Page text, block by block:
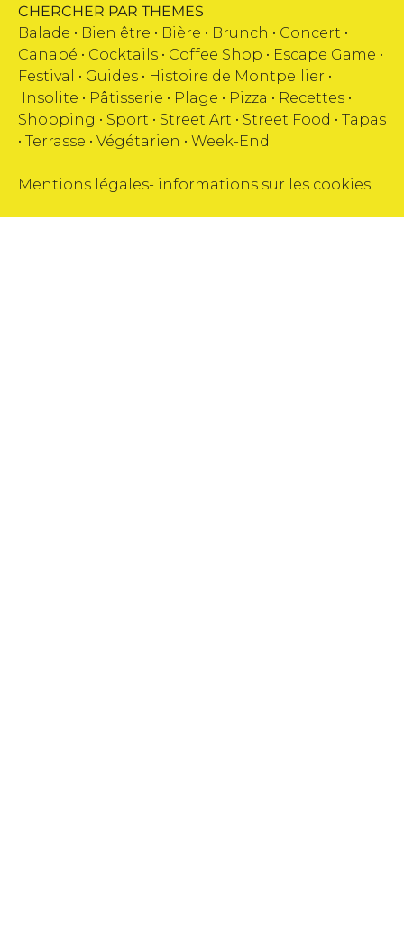
CHERCHER PAR THEMES
Balade • Bien être • Bière • Brunch • Concert •
Canapé • Cocktails • Coffee Shop • Escape Game •
Festival
• Guides • Histoire de Montpellier •
Insolite • Pâtisserie • Plage • Pizza • Recettes •
Shopping • Sport • Street Art • Street Food • Tapas
• Terrasse • Végétarien • Week-End
Mentions légales- informations sur les cookies